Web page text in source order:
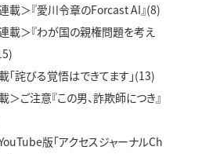
載＞『愛川令章のForcast AI』(8)
載＞『わが国の親権問題を考え
「詫びる覚悟はできてます」(13)
＞ご注意『この男、詐欺師につき』
版「アクセスジャーナルCh